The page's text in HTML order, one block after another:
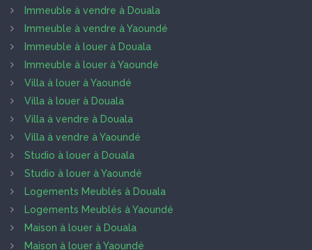
Immeuble à vendre à Douala
Immeuble à vendre à Yaoundé
Immeuble à louer à Douala
Immeuble à louer à Yaoundé
Villa à louer à Yaoundé
Villa à louer à Douala
Villa à vendre à Douala
Villa à vendre à Yaoundé
Studio à louer à Douala
Studio à louer à Yaoundé
Logements Meublés à Douala
Logements Meublés à Yaoundé
Maison à louer à Douala
Maison à louer à Yaoundé